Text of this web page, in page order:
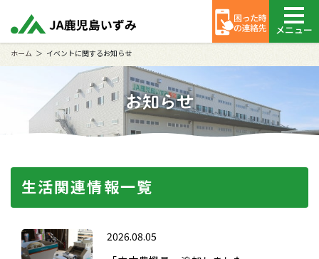
メニュー
ホーム イベントに関するお知らせ
お知らせ
生活関連情報一覧
2026.08.05